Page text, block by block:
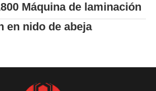
Máquina de laminación
en nido de abeja